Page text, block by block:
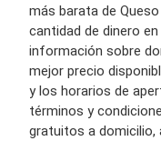
más barata de
cantidad de dinero
información sobre
mejor precio
y los horarios de
términos y
gratuitos a domicilio,